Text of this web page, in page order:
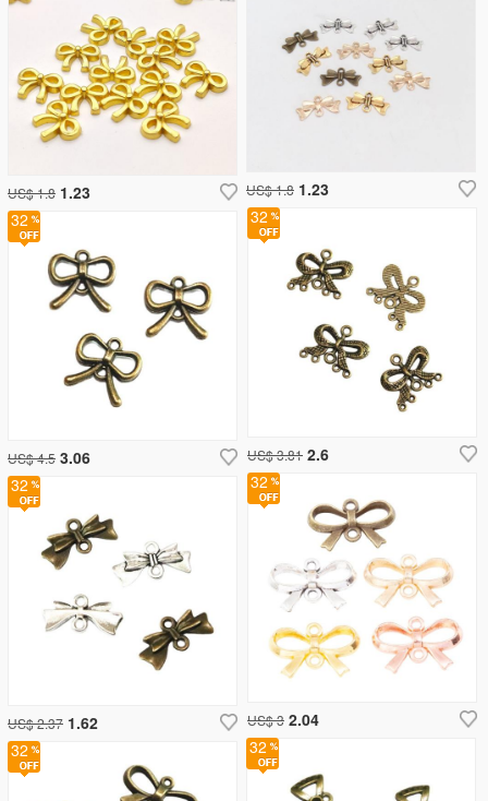
US$ 1.8 1.23 US$ 1.8 1.23
32
US$ 3 2.04
32
US$ 2.37 1.62
32
US$ 3.81 2.6
32
US$ 4.5 3.06
32 32